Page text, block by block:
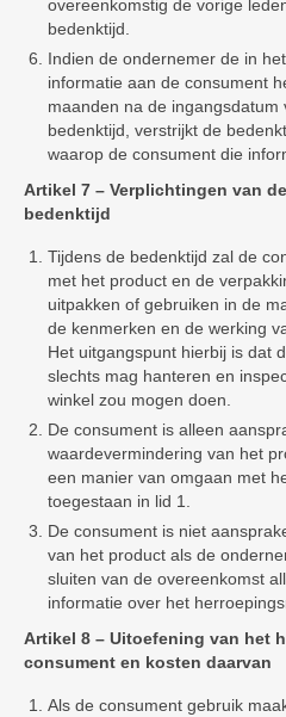
overeenkomstig de vorige
bedenktijd.
Indien de ondernemer de in
informatie aan de consument
maanden na de ingangsdatum
bedenktijd, verstrijkt de
waarop de consument die
Artikel 7 – Verplichtingen van
bedenktijd
Tijdens de bedenktijd zal de
met het product en de
uitpakken of gebruiken in de
de kenmerken en de werking
Het uitgangspunt hierbij is dat
slechts mag hanteren en
winkel zou mogen doen.
De consument is alleen
waardevermindering van het
een manier van omgaan met
toegestaan in lid 1.
De consument is niet
van het product als de
sluiten van de overeenkomst
informatie over het
Artikel 8 – Uitoefening van het
consument en kosten daarvan
Als de consument gebruik